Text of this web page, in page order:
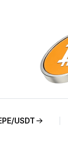
USDT